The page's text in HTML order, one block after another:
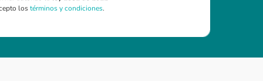
lostérminos y condiciones.